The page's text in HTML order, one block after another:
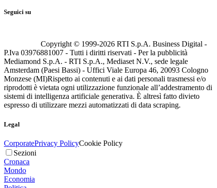
Seguici su
Copyright © 1999-2026 RTI S.p.A. Business Digital -
P.Iva 03976881007 - Tutti i diritti riservati - Per la pubblicità
Mediamond S.p.A. - RTI S.p.A., Mediaset N.V., sede legale
Amsterdam (Paesi Bassi) - Uffici Viale Europa 46, 20093 Cologno
Monzese (MI)Rispetto ai contenuti e ai dati personali trasmessi e/o
riprodotti è vietata ogni utilizzazione funzionale all’addestramento di
sistemi di intelligenza artificiale generativa. È altresì fatto divieto
espresso di utilizzare mezzi automatizzati di data scraping.
Legal
CorporatePrivacy PolicyCookie Policy
Sezioni
Cronaca
Mondo
Economia